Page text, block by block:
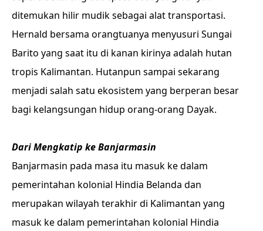
ditemukan hilir mudik sebagai alat transportasi.
Hernald bersama orangtuanya menyusuri Sungai
Barito yang saat itu di kanan kirinya adalah hutan
tropis Kalimantan. Hutanpun sampai sekarang
menjadi salah satu ekosistem yang berperan besar
bagi kelangsungan hidup orang-orang Dayak.
Dari Mengkatip ke Banjarmasin
Banjarmasin pada masa itu masuk ke dalam
pemerintahan kolonial Hindia Belanda dan
merupakan wilayah terakhir di Kalimantan yang
masuk ke dalam pemerintahan kolonial Hindia